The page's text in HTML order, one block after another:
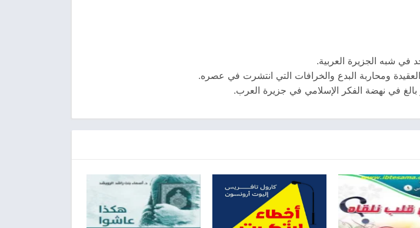
ومحاربة البدع والخرافات التي انتشرت في عصره.
بالغ في نهضة الفكر الإسلامي في جزيرة العرب.